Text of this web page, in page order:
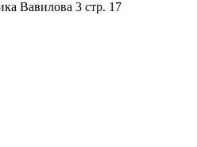
Вавилова 3 стр. 17